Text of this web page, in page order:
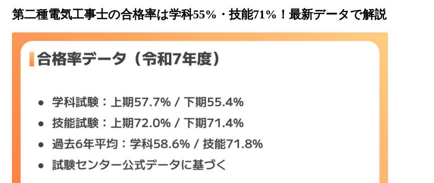
第二種電気工事士の合格率は学科55%・技能71%！最新データで解説